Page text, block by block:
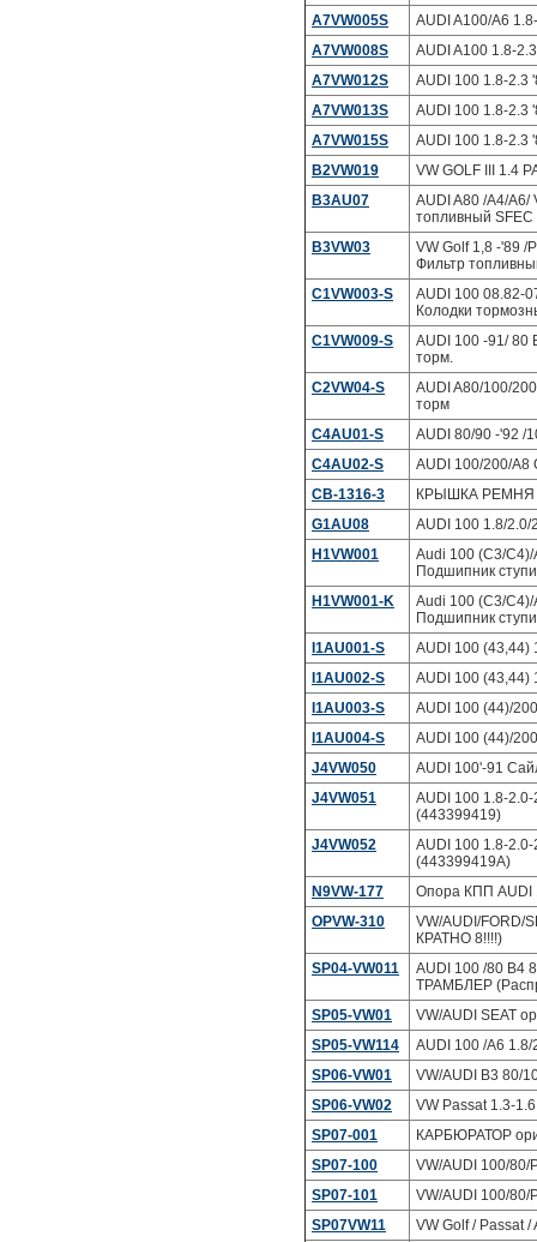
A7VW005S
AUDI A100/A6
A7VW008S
AUDI A100 1.8-
A7VW012S
AUDI 100 1.8-2.3
A7VW013S
AUDI 100 1.8-2.3
A7VW015S
AUDI 100 1.8-2.3
B2VW019
VW GOLF III 1.4
B3AU07
AUDI A80 /A4/A6/
топливный SFEC
B3VW03
VW Golf 1,8 -'89 /
Фильтр
C1VW003-S
AUDI 100 08.82-
Колодки
C1VW009-S
AUDI 100 -91/ 80
торм.
C2VW04-S
AUDI A80/100/
торм
C4AU01-S
AUDI 80/90 -'92 /
C4AU02-S
AUDI 100/200/A8
CB-1316-3
КРЫШКА РЕМНЯ
G1AU08
AUDI 100 1.8/
H1VW001
Audi 100 (C3/C4)/
Подшипник
H1VW001-K
Audi 100 (C3/C4)/
Подшипник
I1AU001-S
AUDI 100
I1AU002-S
AUDI 100
I1AU003-S
AUDI 100 (44)/
I1AU004-S
AUDI 100 (44)/
J4VW050
AUDI 100'-91
J4VW051
AUDI 100 1.8-
(443399419)
J4VW052
AUDI 100 1.8-
(443399419A)
N9VW-177
Опора КПП AUDI
OPVW-310
VW/AUDI/
КРАТНО 8!!!!)
SP04-VW011
AUDI 100 /80 B4
ТРАМБЛЕР
SP05-VW01
VW/AUDI SEAT
SP05-VW114
AUDI 100 /A6 1.8/
SP06-VW01
VW/AUDI B3 80/
SP06-VW02
VW Passat 1.3-
SP07-001
КАРБЮРАТОР
SP07-100
VW/AUDI 100/80/
SP07-101
VW/AUDI 100/80/
SP07VW11
VW Golf / Passat